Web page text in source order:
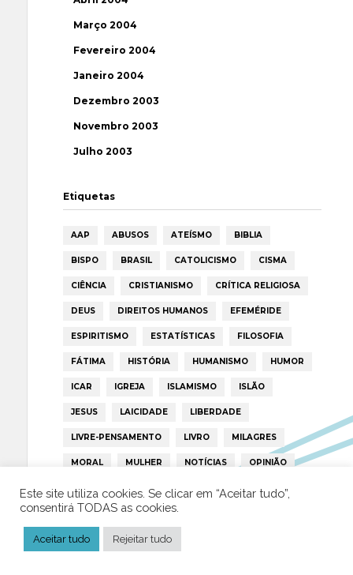
Março 2004
Fevereiro 2004
Janeiro 2004
Dezembro 2003
Novembro 2003
Julho 2003
Etiquetas
AAP ABUSOS ATEÍSMO BIBLIA
BISPO BRASIL CATOLICISMO CISMA
CIÊNCIA CRISTIANISMO CRÍTICA RELIGIOSA
DEUS DIREITOS HUMANOS EFEMÉRIDE
ESPIRITISMO ESTATÍSTICAS FILOSOFIA
FÁTIMA HISTÓRIA HUMANISMO HUMOR
ICAR IGREJA ISLAMISMO ISLÃO
JESUS LAICIDADE LIBERDADE
LIVRE-PENSAMENTO LIVRO MILAGRES
MORAL MULHER NOTÍCIAS OPINIÃO
PAPA PAPAS PEDOFILIA POLÍTICA
PORTUGAL RELIGIÃO
TRUMP VATICANO
Este site utiliza cookies. Se clicar em “Aceitar tudo”,
consentirá TODAS as cookies.
Aceitar tudo Rejeitar tudo